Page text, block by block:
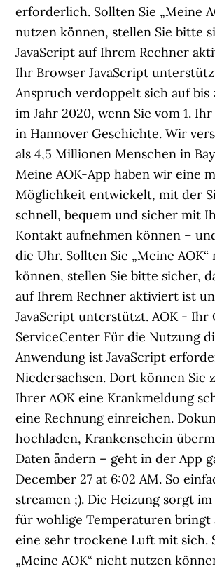
erforderlich. Sollten Sie „Meine
nutzen können, stellen Sie bitte
JavaScript auf Ihrem Rechner
Ihr Browser JavaScript
Anspruch verdoppelt sich auf bis
im Jahr 2020, wenn Sie vom 1.
in Hannover Geschichte. Wir
als 4,5 Millionen Menschen in
Meine AOK-App haben wir eine
Möglichkeit entwickelt, mit der
schnell, bequem und sicher mit
Kontakt aufnehmen können –
die Uhr. Sollten Sie „Meine
können, stellen Sie bitte sicher,
auf Ihrem Rechner aktiviert ist
JavaScript unterstützt. AOK - Ihr
ServiceCenter Für die Nutzung
Anwendung ist JavaScript
Niedersachsen. Dort können Sie
Ihrer AOK eine Krankmeldung
eine Rechnung einreichen.
hochladen, Krankenschein
Daten ändern – geht in der App
December 27 at 6:02 AM. So
streamen ;). Die Heizung sorgt
für wohlige Temperaturen bringt
eine sehr trockene Luft mit sich.
„Meine AOK“ nicht nutzen